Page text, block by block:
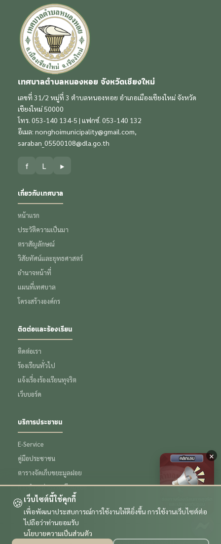
🍪 เว็บไซต์นี้ใช้คุกกี้
เพื่อพัฒนาประสบการณ์การใช้งานให้ดียิ่งขึ้น การใช้งานเว็บไซต์ต่อ
ไปถือว่าท่านยอมรับ
นโยบายความเป็นส่วนตัว
เทศบาลตำบลหนองหอย จังหวัดเชียงใหม่
เลขที่ 31/2 หมู่ที่ 3 ตำบลหนองหอย อำเภอเมืองเชียงใหม่ จังหวัด
เชียงใหม่ 50000
โทร. 053-140 134-5 | แฟกซ์. 053-140 132
อีเมล: nonghoimunicipality@gmail.com,
saraban_05500108@dla.go.th
f L ▶
เกี่ยวกับเทศบาล
หน้าแรก
ประวัติความเป็นมา
ตราสัญลักษณ์
วิสัยทัศน์และยุทธศาสตร์
อำนาจหน้าที่
แผนที่เทศบาล
โครงสร้างองค์กร
ติดต่อและร้องเรียน
ติดต่อเรา
ร้องเรียนทั่วไป
แจ้งเรื่องร้องเรียนทุจริต
เว็บบอร์ด
บริการประชาชน
E-Service
คู่มือประชาชน
ตารางจัดเก็บขยะมูลฝอย
การชำระค่าธรรมเนียมขยะ
ข้อมูลเชิงสถิติ
© 2569 เทศบาลตำบลหนองหอย จังหวัดเชียงใหม่ สงวนลิขสิทธิ์ | Powered by
×